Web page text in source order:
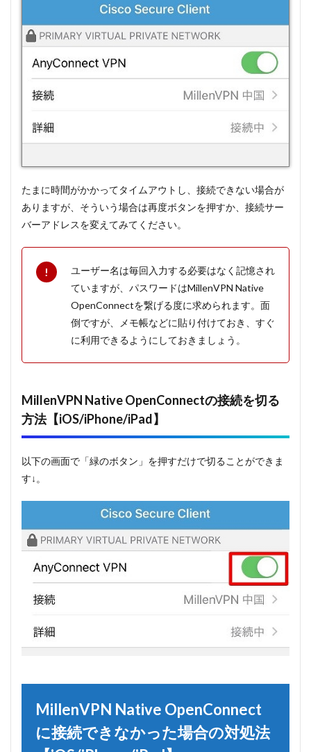
たまに時間がかかってタイムアウトし、接続できない場合が
ありますが、そういう場合は再度ボタンを押すか、接続サー
バーアドレスを変えてみてください。
ユーザー名は毎回入力する必要はなく記憶され
ていますが、パスワードはMillenVPN Native
OpenConnectを繋げる度に求められます。面
倒ですが、メモ帳などに貼り付けておき、すぐ
に利用できるようにしておきましょう。
MillenVPN Native OpenConnectの接続を切る
方法【iOS/iPhone/iPad】
以下の画面で「緑のボタン」を押すだけで切ることができま
す↓。
MillenVPN Native OpenConnect
に接続できなかった場合の対処法